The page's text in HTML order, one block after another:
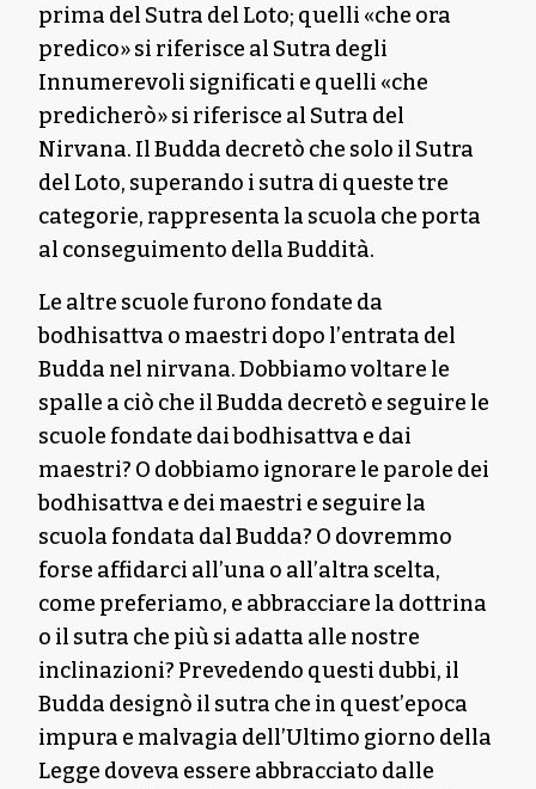
prima del Sutra del Loto; quelli «che ora
predico» si riferisce al Sutra degli
Innumerevoli significati e quelli «che
predicherò» si riferisce al Sutra del
Nirvana. Il Budda decretò che solo il Sutra
del Loto, superando i sutra di queste tre
categorie, rappresenta la scuola che porta
al conseguimento della Buddità.
Le altre scuole furono fondate da
bodhisattva o maestri dopo l’entrata del
Budda nel nirvana. Dobbiamo voltare le
spalle a ciò che il Budda decretò e seguire le
scuole fondate dai bodhisattva e dai
maestri? O dobbiamo ignorare le parole dei
bodhisattva e dei maestri e seguire la
scuola fondata dal Budda? O dovremmo
forse affidarci all’una o all’altra scelta,
come preferiamo, e abbracciare la dottrina
o il sutra che più si adatta alle nostre
inclinazioni? Prevedendo questi dubbi, il
Budda designò il sutra che in quest’epoca
impura e malvagia dell’Ultimo giorno della
Legge doveva essere abbracciato dalle